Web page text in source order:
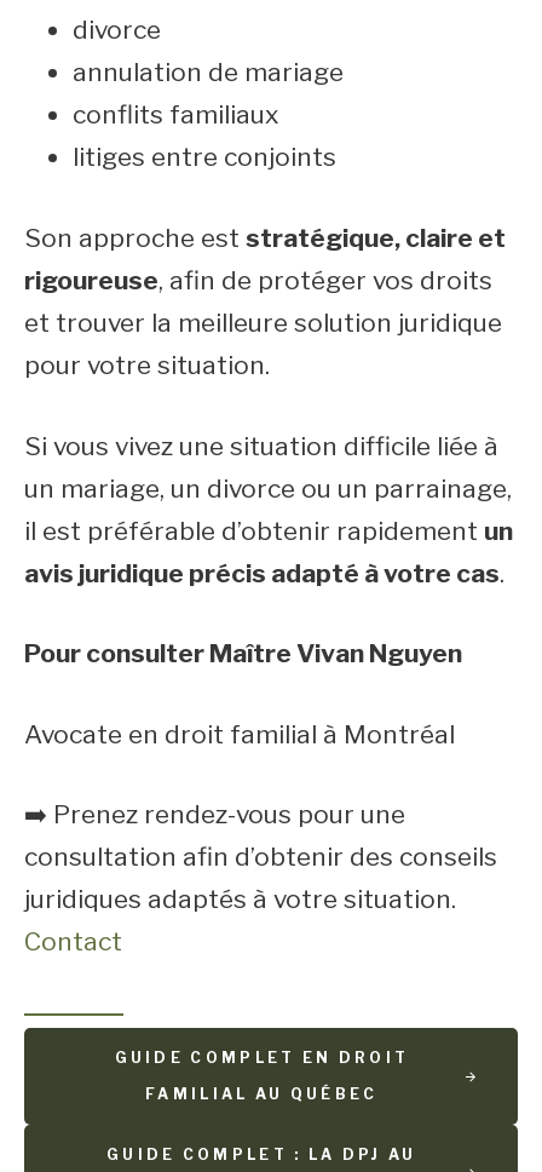
divorce
annulation de mariage
conflits familiaux
litiges entre conjoints
Son approche est stratégique, claire et
rigoureuse, afin de protéger vos droits
et trouver la meilleure solution juridique
pour votre situation.
Si vous vivez une situation difficile liée à
un mariage, un divorce ou un parrainage,
il est préférable d’obtenir rapidement un
avis juridique précis adapté à votre cas.
Pour consulter Maître Vivan Nguyen
Avocate en droit familial à Montréal
➡️ Prenez rendez-vous pour une
consultation afin d’obtenir des conseils
juridiques adaptés à votre situation.
Contact
GUIDE COMPLET EN DROIT
FAMILIAL AU QUÉBEC
GUIDE COMPLET : LA DPJ AU